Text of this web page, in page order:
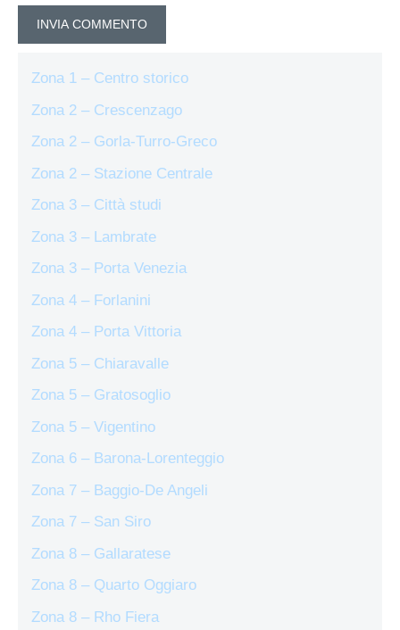
Zona 1 – Centro storico
Zona 2 – Crescenzago
Zona 2 – Gorla-Turro-Greco
Zona 2 – Stazione Centrale
Zona 3 – Città studi
Zona 3 – Lambrate
Zona 3 – Porta Venezia
Zona 4 – Forlanini
Zona 4 – Porta Vittoria
Zona 5 – Chiaravalle
Zona 5 – Gratosoglio
Zona 5 – Vigentino
Zona 6 – Barona-Lorenteggio
Zona 7 – Baggio-De Angeli
Zona 7 – San Siro
Zona 8 – Gallaratese
Zona 8 – Quarto Oggiaro
Zona 8 – Rho Fiera